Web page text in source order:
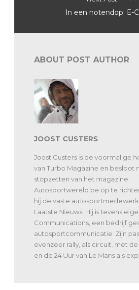
In een notendop: E-
ABOUT POST AUTHOR
JOOST CUSTERS
Joost Custers is de voormalige
van Turbo Magazine en besloot
stopzetten van het magazine
Autosportwereld.be op te
hij de vaste
Laatste Nieuws. Hij is tevens
Communications, een bedrijf
autosportcommunicatie. Zijn
evenzeer rally, als circuit, met
en de 24 Uur van Le Mans als